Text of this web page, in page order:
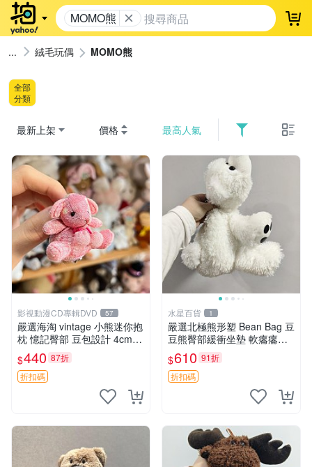
MOMO熊 登
絨毛玩偶 MOMO熊
全部
分類
最新上架 價格 最高人氣
影視動漫CD專輯DVD 57
嚴選海淘 vintage 小熊迷你抱
枕 憶記臀部 豆包設計 4cm
高 推薦收藏 迷你豆包小熊、
高臀部、豆袋抱枕
$440 87折
折扣碼
水星百貨 1
嚴選北極熊形塑 Bean Bag 豆
豆熊臀部緩衝坐墊 軟癟癟舒
壓設計 保暖又實用 適合久坐
放松 推薦居家使用 RUSS系
列 豆豆熊屁屁坐墊 3D顆粒結
$610 91折
折扣碼